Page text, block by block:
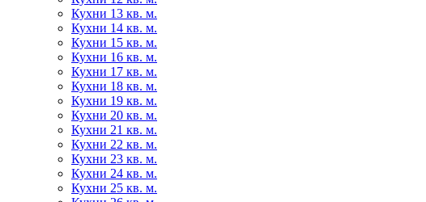
Кухни 13 кв. м.
Кухни 14 кв. м.
Кухни 15 кв. м.
Кухни 16 кв. м.
Кухни 17 кв. м.
Кухни 18 кв. м.
Кухни 19 кв. м.
Кухни 20 кв. м.
Кухни 21 кв. м.
Кухни 22 кв. м.
Кухни 23 кв. м.
Кухни 24 кв. м.
Кухни 25 кв. м.